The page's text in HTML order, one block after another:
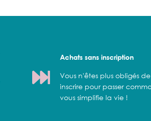
Achats sans inscription
Vous n'êtes plus obligés
inscrire pour passer
vous simplifie la vie !